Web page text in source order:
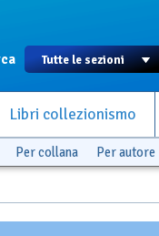
Libri collezionismo
Per collana Per autore